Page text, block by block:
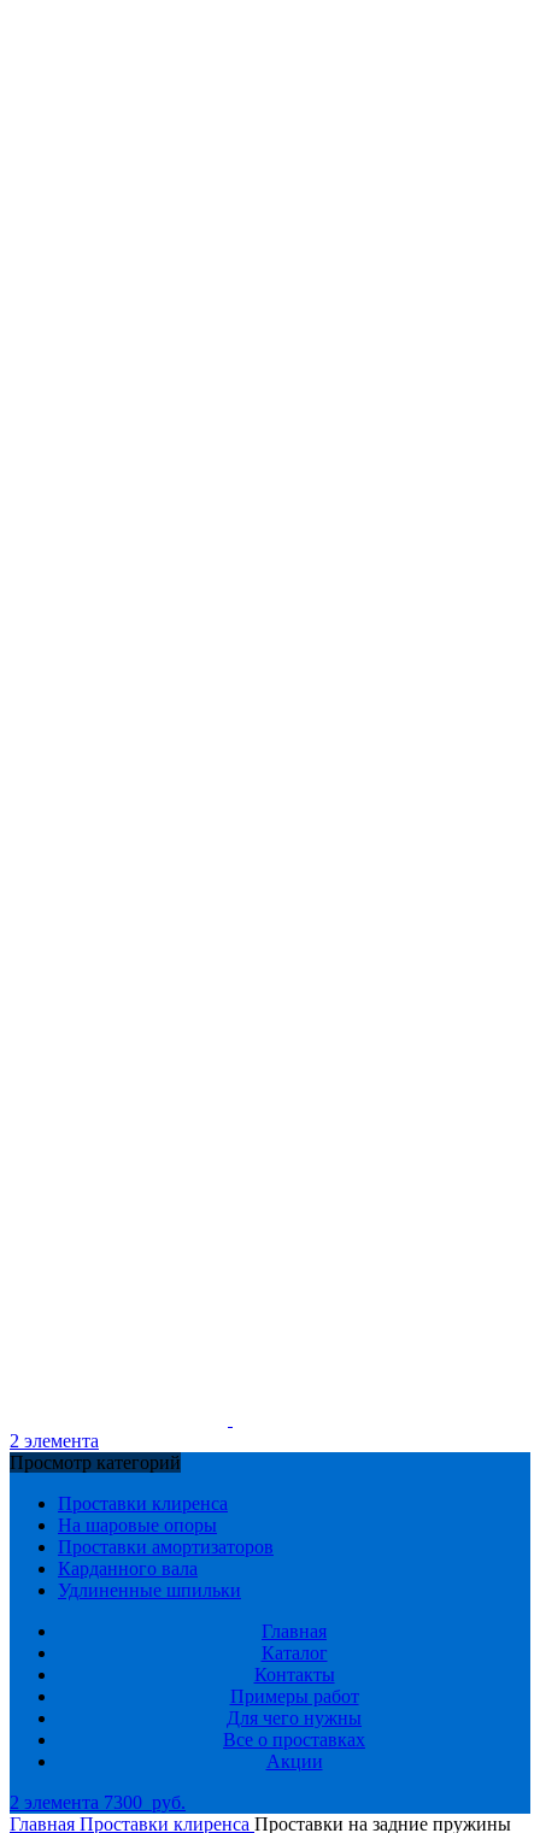
2 элемента
Просмотр категорий
Проставки клиренса
На шаровые опоры
Проставки амортизаторов
Карданного вала
Удлиненные шпильки
Главная
Каталог
Контакты
Примеры работ
Для чего нужны
Все о проставках
Акции
2 элемента 7300 руб.
Главная Проставки клиренса Проставки на задние пружины